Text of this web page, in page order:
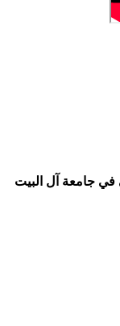
في جامعة آل البيت